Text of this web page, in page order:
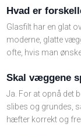
Hvad er
Glasfilt har en glat
moderne, glatte
ofte, hvis man
Skal væggene
Ja. For at opnå det
slibes og grundes,
hæfter korrekt og